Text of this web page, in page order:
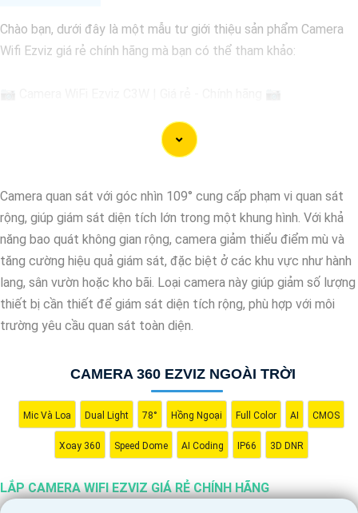
Chào bạn, dưới đây là một mẫu tư giới thiệu sản phẩm Camera
Wifi Ezviz giá rẻ chính hãng mà bạn có thể tham khảo:
📷 Camera WiFi Ezviz C3W | Giá rẻ - Chính hãng 📷
kiện thời tiết.🔹 Độ phân giải Full HD 1080p, hình ảnh sắc nét,
chất lượng cao.🔹 Kết nối không dây qua WiFi, dễ dàng cài đặt
thông tin dễ dàng.🔹 Tính năng cảnh báo chuyển động thông
minh, giữ an ninh tốt hơn cho ngôi nhà của bạn.
Hy vọng mẫu tư giới thiệu trên sẽ giúp bạn trong việc quảng bá
sản phẩm Camera Wifi Ezviz. Nếu có bất kỳ ý kiến hoặc cần sự
chỉnh sửa nào, bạn đừng ngần ngại để lại lời nhắn. Chúc bạn
Camera quan sát với góc nhìn 109° cung cấp phạm vi quan sát
rộng, giúp giám sát diện tích lớn trong một khung hình. Với khả
năng bao quát không gian rộng, camera giảm thiểu điểm mù và
tăng cường hiệu quả giám sát, đặc biệt ở các khu vực như hành
lang, sân vườn hoặc kho bãi. Loại camera này giúp giảm số lượng
thiết bị cần thiết để giám sát diện tích rộng, phù hợp với môi
trường yêu cầu quan sát toàn diện.
CAMERA 360 EZVIZ NGOÀI TRỜI
Mic Và Loa Dual Light 78° Hồng Ngoại Full Color AI CMOS
Xoay 360 Speed Dome AI Coding IP66 3D DNR
LẮP CAMERA WIFI EZVIZ GIÁ RẺ CHÍNH HÃNG